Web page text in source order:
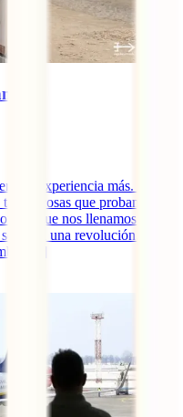
una experiencia más. Algo
cosas que probamos
las que nos llenamos de
toda una revolución. Un
[...]